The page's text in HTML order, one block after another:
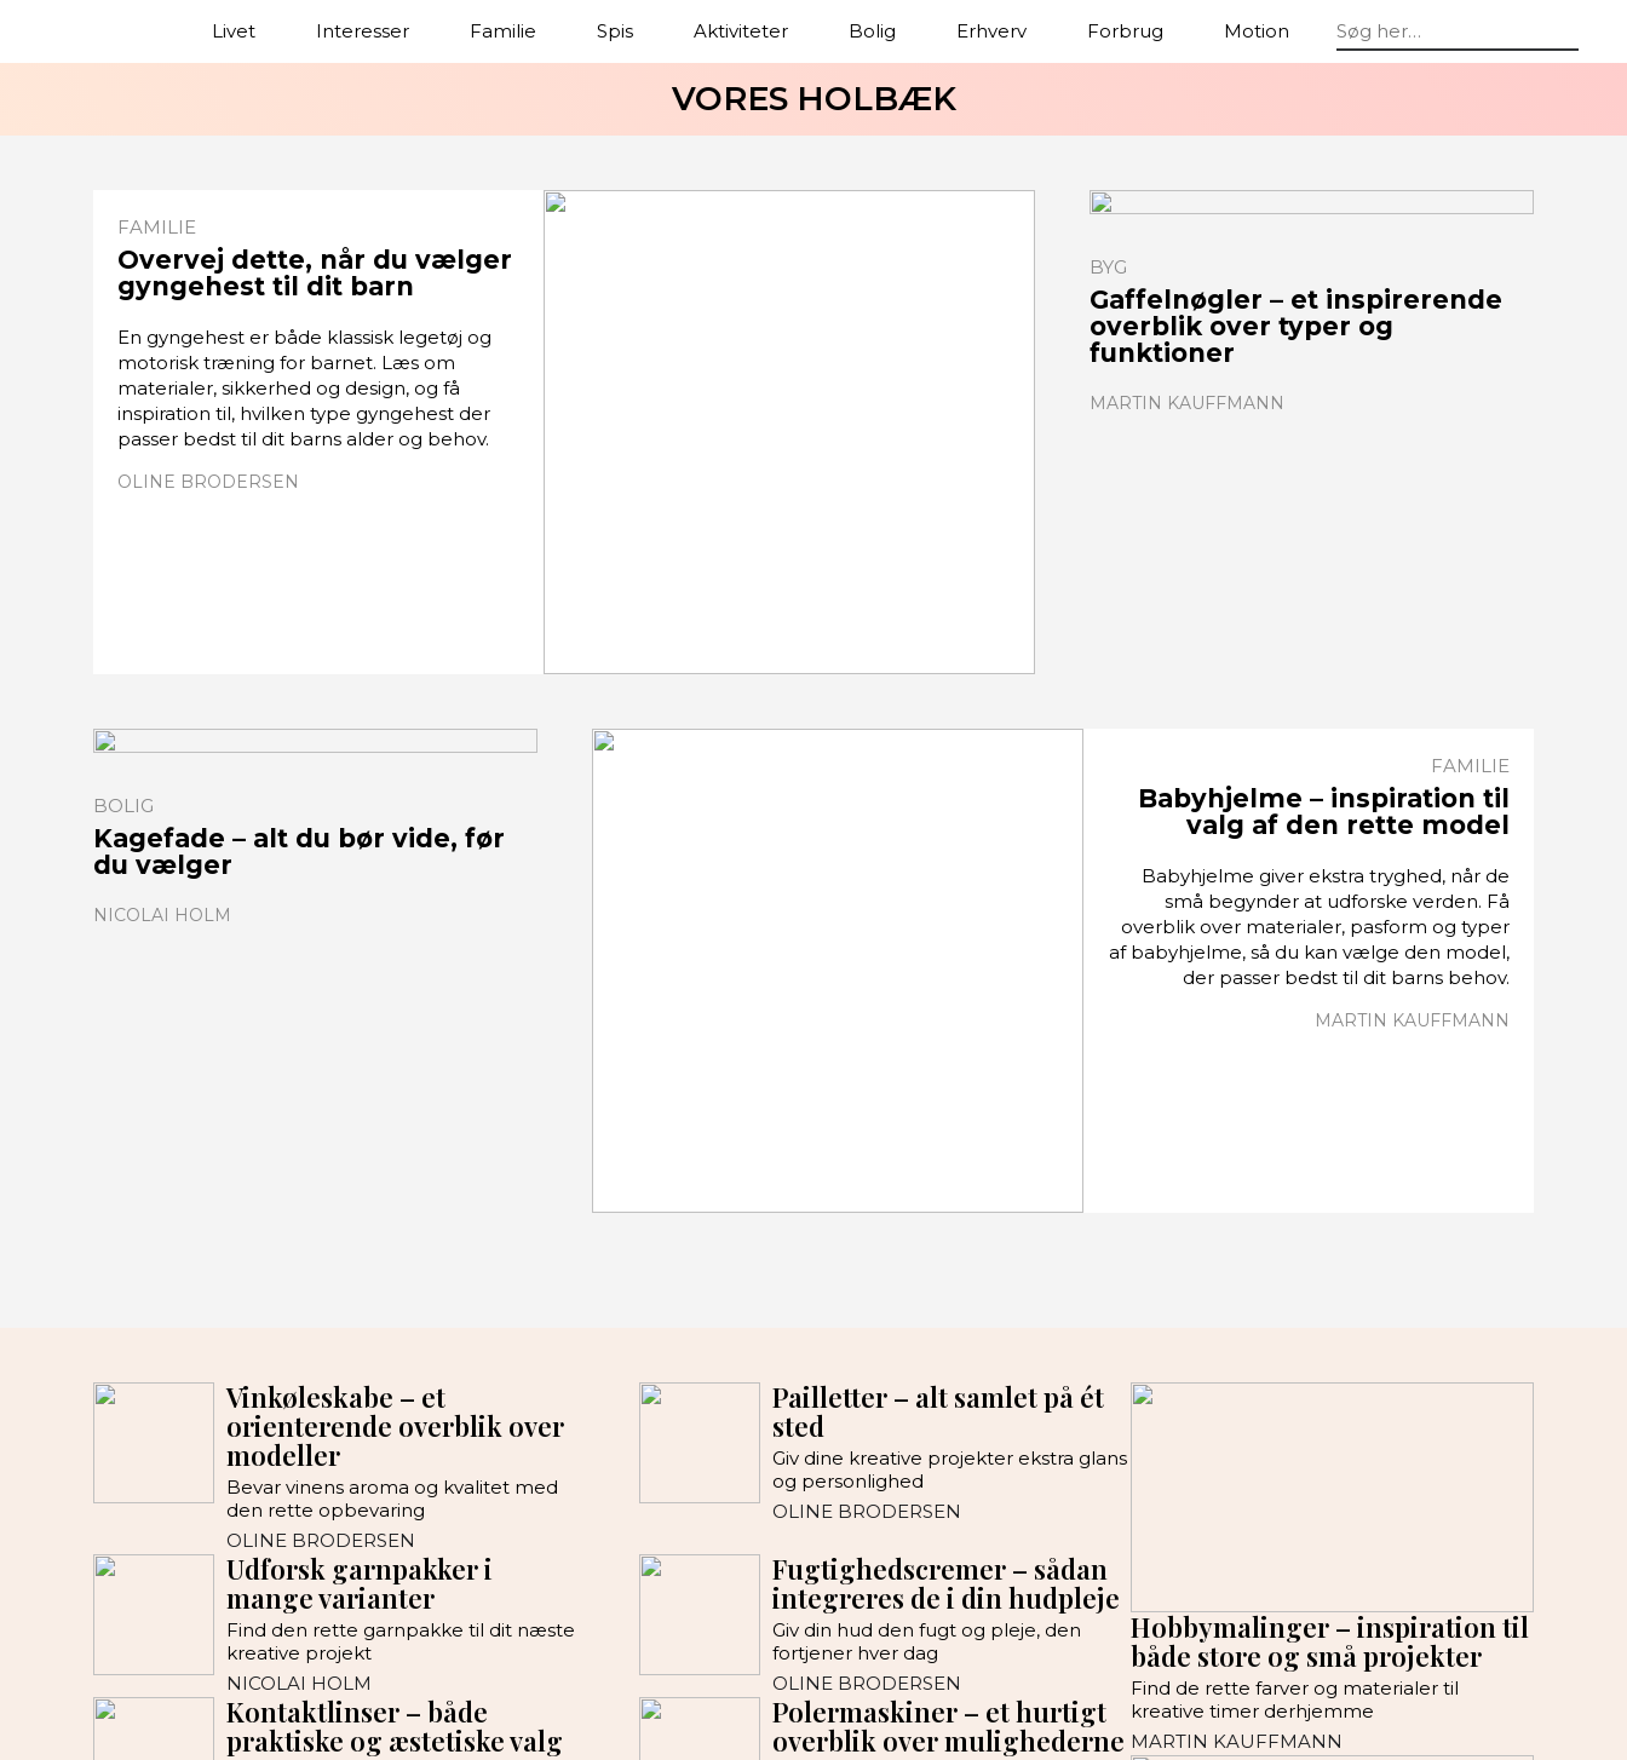
Livet Interesser Familie Spis Aktiviteter Bolig Erhverv Forbrug Motion Beauty
VORES HOLBÆK
Overvej dette, når du vælger
gyngehest til dit barn
FAMILIE
En gyngehest er både klassisk legetøj og
motorisk træning for barnet. Læs om
materialer, sikkerhed og design, og få
inspiration til, hvilken type gyngehest der
passer bedst til dit barns alder og behov.
OLINE BRODERSEN
Gaffelnøgler – et inspirerende
overblik over typer og
funktioner
BYG
MARTIN KAUFFMANN
Kagefade – alt du bør vide, før
du vælger
BOLIG
NICOLAI HOLM
Babyhjelme – inspiration til
valg af den rette model
FAMILIE
Babyhjelme giver ekstra tryghed, når de
små begynder at udforske verden. Få
overblik over materialer, pasform og typer
af babyhjelme, så du kan vælge den model,
der passer bedst til dit barns behov.
MARTIN KAUFFMANN
Vinkøleskabe – et
orienterende overblik over
modeller
Bevar vinens aroma og kvalitet med
den rette opbevaring
OLINE BRODERSEN
Pailletter – alt samlet på ét
sted
Giv dine kreative projekter ekstra glans
og personlighed
OLINE BRODERSEN
Udforsk garnpakker i
mange varianter
Find den rette garnpakke til dit næste
kreative projekt
NICOLAI HOLM
Fugtighedscremer – sådan
integreres de i din hudpleje
Giv din hud den fugt og pleje, den
fortjener hver dag
OLINE BRODERSEN
Kontaktlinser – både
praktiske og æstetiske valg
Polermaskiner – et hurtigt
overblik over mulighederne
Hobbymalinger – inspiration til
både store og små projekter
Find de rette farver og materialer til
kreative timer derhjemme
MARTIN KAUFFMANN